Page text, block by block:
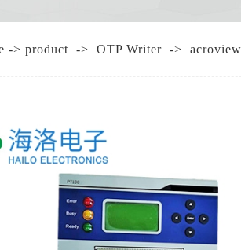
-> product -> OTP Writer -> acroview